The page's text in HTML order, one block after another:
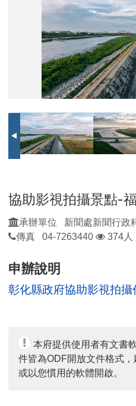
協助影視拍攝景點-
承辦單位 新聞處新聞行政
傳真 04-7263440
瀏
374人
申辦說明
彰化縣政府協助影視拍
本府提供使用者有文書
件皆為ODF開放文件格式，
或以您慣用的軟體開啟。